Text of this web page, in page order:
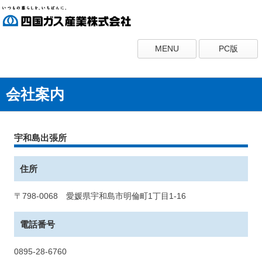
MENU PC版
会社案内
宇和島出張所
住所
〒798-0068 愛媛県宇和島市明倫町1丁目1-16
電話番号
0895-28-6760